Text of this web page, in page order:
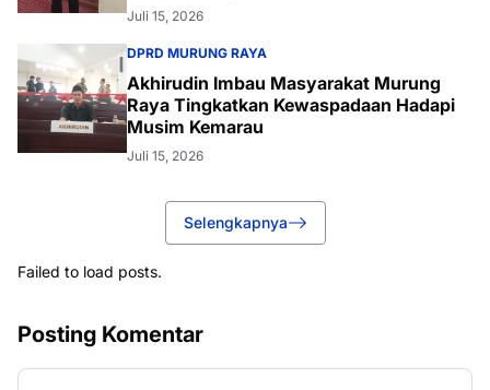
Juli 15, 2026
DPRD MURUNG RAYA
Akhirudin Imbau Masyarakat Murung
Raya Tingkatkan Kewaspadaan Hadapi
Musim Kemarau
Juli 15, 2026
Selengkapnya
Failed to load posts.
Posting Komentar